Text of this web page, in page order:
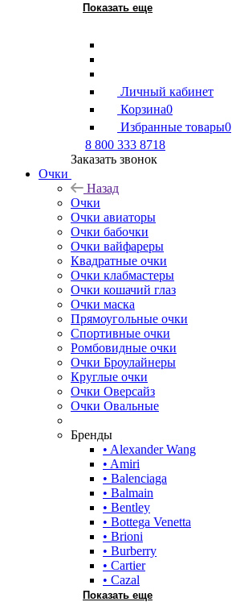
Показать еще
Личный кабинет
Корзина0
Избранные товары0
8 800 333 8718
Заказать звонок
Очки
Назад
Очки
Очки авиаторы
Очки бабочки
Очки вайфареры
Квадратные очки
Очки клабмастеры
Очки кошачий глаз
Очки маска
Прямоугольные очки
Спортивные очки
Ромбовидные очки
Очки Броулайнеры
Круглые очки
Очки Оверсайз
Очки Овальные
Бренды
• Alexander Wang
• Amiri
• Balenciaga
• Balmain
• Bentley
• Bottega Venetta
• Brioni
• Burberry
• Cartier
• Cazal
Показать еще